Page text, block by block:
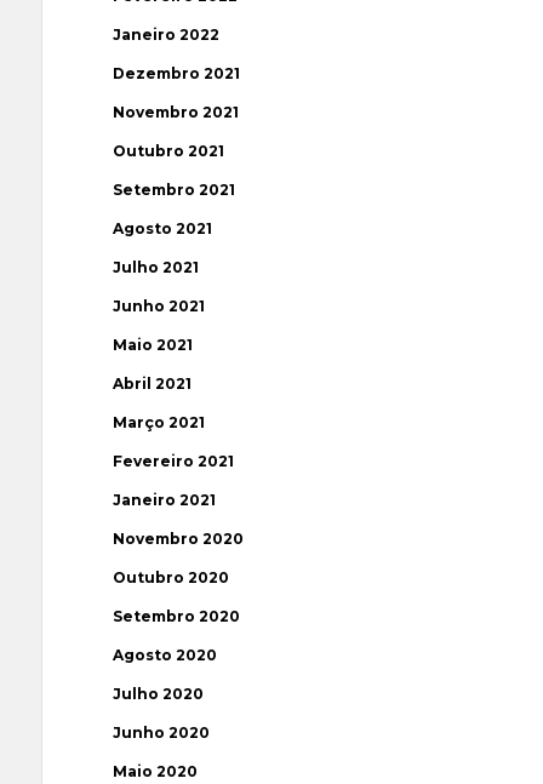
Janeiro 2022
Dezembro 2021
Novembro 2021
Outubro 2021
Setembro 2021
Agosto 2021
Julho 2021
Junho 2021
Maio 2021
Abril 2021
Março 2021
Fevereiro 2021
Janeiro 2021
Novembro 2020
Outubro 2020
Setembro 2020
Agosto 2020
Julho 2020
Junho 2020
Maio 2020